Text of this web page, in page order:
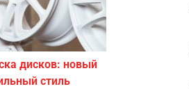
дисков: новый
стиль